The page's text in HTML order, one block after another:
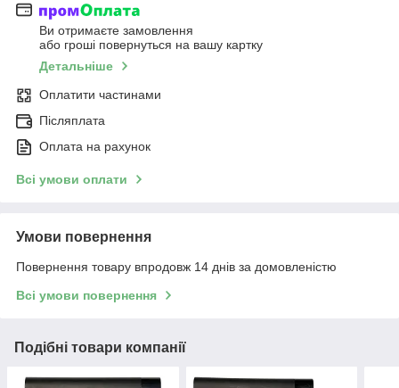
Ви отримаєте замовлення
або гроші повернуться на вашу картку
Детальніше
Оплатити частинами
Післяплата
Оплата на рахунок
Всі умови оплати
Умови повернення
Повернення товару впродовж 14 днів за домовленістю
Всі умови повернення
Подібні товари компанії